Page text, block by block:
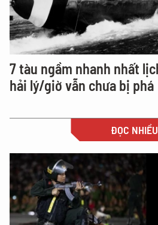
7 tàu ngầm nhanh nhất
hải lý/giờ vẫn chưa bị phá
ĐỌC NHIỀU